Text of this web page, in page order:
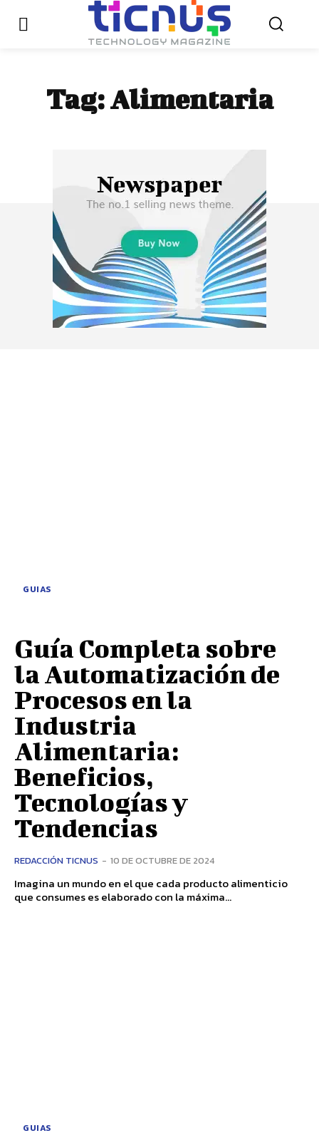
Tag:Alimentaria
GUIAS
Guía Completa sobre
la Automatización de
Procesos en la
Industria
Alimentaria:
Beneficios,
Tecnologías y
Tendencias
REDACCIÓN TICNUS - 10 DE OCTUBRE DE 2024
Imagina un mundo en el que cada producto alimenticio
que consumes es elaborado con la máxima...
GUIAS